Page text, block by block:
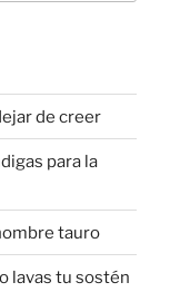
de creer
para la
tauro
lavas tu sostén